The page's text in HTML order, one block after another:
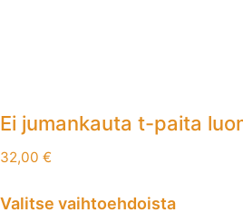
Ei jumankauta t-paita
32,00 €
Valitse vaihtoehdoista